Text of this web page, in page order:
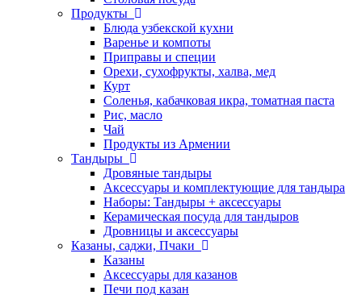
Продукты
Блюда узбекской кухни
Варенье и компоты
Приправы и специи
Орехи, сухофрукты, халва, мед
Курт
Соленья, кабачковая икра, томатная паста
Рис, масло
Чай
Продукты из Армении
Тандыры
Дровяные тандыры
Аксессуары и комплектующие для тандыра
Наборы: Тандыры + аксессуары
Керамическая посуда для тандыров
Дровницы и аксессуары
Казаны, саджи, Пчаки
Казаны
Аксессуары для казанов
Печи под казан